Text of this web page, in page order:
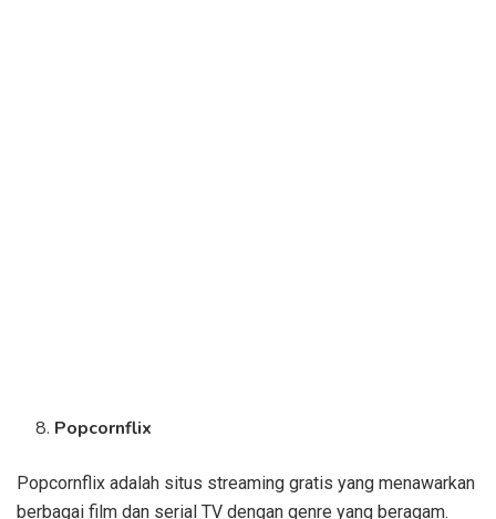
Popcornflix
Popcornflix adalah situs streaming gratis yang menawarkan
berbagai film dan serial TV dengan genre yang beragam.